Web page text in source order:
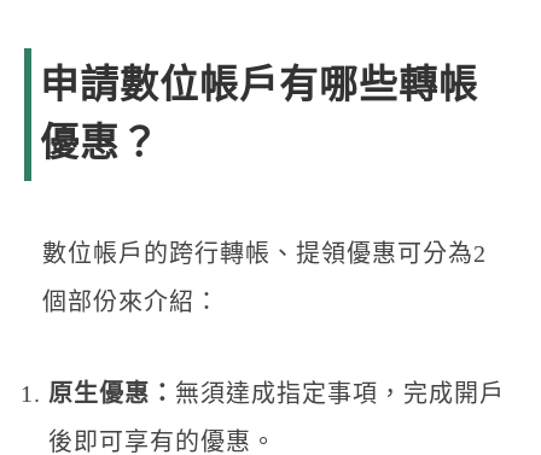
申請數位帳戶有哪些轉帳
優惠？
數位帳戶的跨行轉帳、提領優惠可分為2
個部份來介紹：
原生優惠： 無須達成指定事項，完成開戶
後即可享有的優惠。